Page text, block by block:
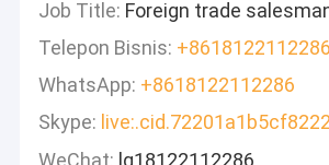
Job Title: Foreign trade
Telepon Bisnis: +8618122112286
WhatsApp: +8618122112286
Skype:
WeChat: lg18122112286